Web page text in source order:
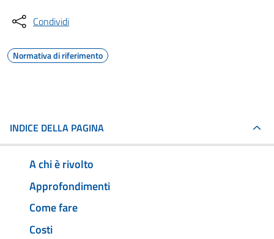
Condividi
Normativa di riferimento
INDICE DELLA PAGINA
A chi è rivolto
Approfondimenti
Come fare
Costi